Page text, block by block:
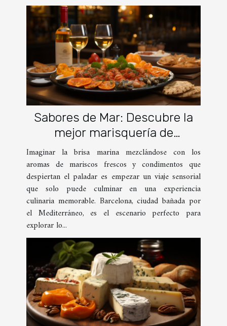
Sabores de Mar: Descubre la
mejor marisquería de
Barcelona
Imaginar la brisa marina mezclándose con los
aromas de mariscos frescos y condimentos que
despiertan el paladar es empezar un viaje sensorial
que solo puede culminar en una experiencia
culinaria memorable. Barcelona, ciudad bañada por
el Mediterráneo, es el escenario perfecto para
explorar lo...